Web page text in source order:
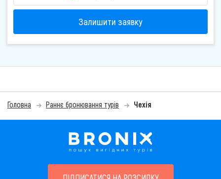
Залишити заявку
Головна Раннє бронювання турів Чехія